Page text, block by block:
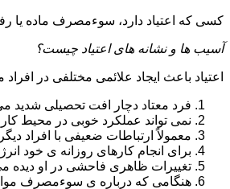
کسی که اعتیاد دارد، سوءمصرف ماده یا
آسیب ها و نشانه های اعتیاد چیست؟
اعتیاد باعث ایجاد علائمی مختلفی در
فرد معتاد دچار افت تحصیلی شدید
نمی تواند عملکرد خوبی در محیط
معمولاً ارتباطات ضعیفی با افراد
برای انجام کارهای روزانه ی خود
تغییرات ظاهری فاحشی در او دیده
هنگامی که درباره ی سوءمصرف